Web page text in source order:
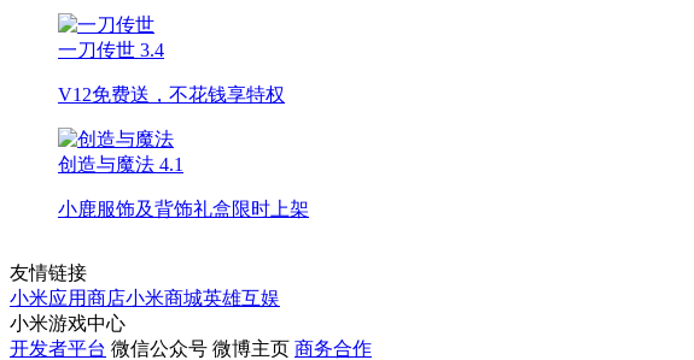
一刀传世 3.4
V12免费送，不花钱享特权
创造与魔法 4.1
小鹿服饰及背饰礼盒限时上架
友情链接
小米应用商店小米商城英雄互娱
小米游戏中心
开发者平台 微信公众号 微博主页 商务合作